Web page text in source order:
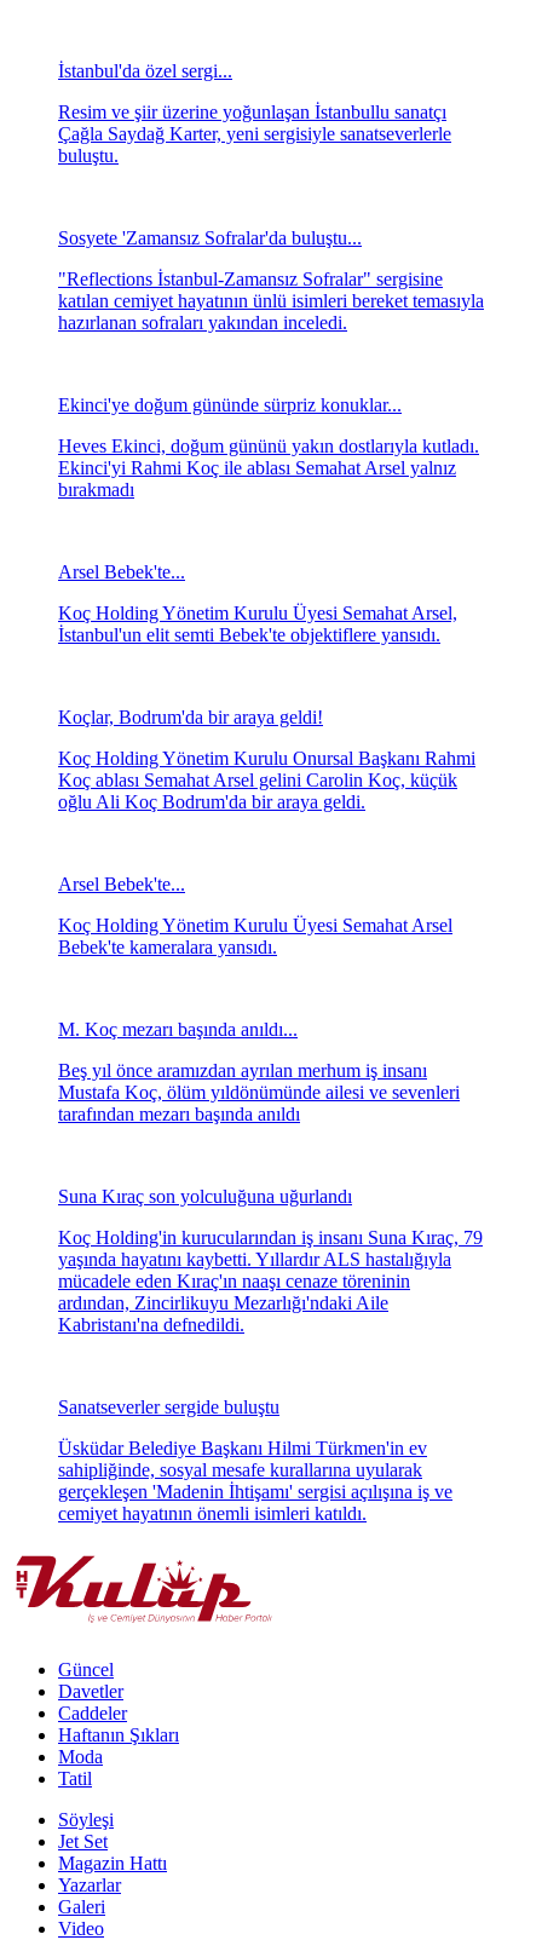
İstanbul'da özel sergi...
Resim ve şiir üzerine yoğunlaşan İstanbullu sanatçı
Çağla Saydağ Karter, yeni sergisiyle sanatseverlerle
buluştu.
Sosyete 'Zamansız Sofralar'da buluştu...
"Reflections İstanbul-Zamansız Sofralar" sergisine
katılan cemiyet hayatının ünlü isimleri bereket temasıyla
hazırlanan sofraları yakından inceledi.
Ekinci'ye doğum gününde sürpriz konuklar...
Heves Ekinci, doğum gününü yakın dostlarıyla kutladı.
Ekinci'yi Rahmi Koç ile ablası Semahat Arsel yalnız
bırakmadı
Arsel Bebek'te...
Koç Holding Yönetim Kurulu Üyesi Semahat Arsel,
İstanbul'un elit semti Bebek'te objektiflere yansıdı.
Koçlar, Bodrum'da bir araya geldi!
Koç Holding Yönetim Kurulu Onursal Başkanı Rahmi
Koç ablası Semahat Arsel gelini Carolin Koç, küçük
oğlu Ali Koç Bodrum'da bir araya geldi.
Arsel Bebek'te...
Koç Holding Yönetim Kurulu Üyesi Semahat Arsel
Bebek'te kameralara yansıdı.
M. Koç mezarı başında anıldı...
Beş yıl önce aramızdan ayrılan merhum iş insanı
Mustafa Koç, ölüm yıldönümünde ailesi ve sevenleri
tarafından mezarı başında anıldı
Suna Kıraç son yolculuğuna uğurlandı
Koç Holding'in kurucularından iş insanı Suna Kıraç, 79
yaşında hayatını kaybetti. Yıllardır ALS hastalığıyla
mücadele eden Kıraç'ın naaşı cenaze töreninin
ardından, Zincirlikuyu Mezarlığı'ndaki Aile
Kabristanı'na defnedildi.
Sanatseverler sergide buluştu
Üsküdar Belediye Başkanı Hilmi Türkmen'in ev
sahipliğinde, sosyal mesafe kurallarına uyularak
gerçekleşen 'Madenin İhtişamı' sergisi açılışına iş ve
cemiyet hayatının önemli isimleri katıldı.
Güncel
Davetler
Caddeler
Haftanın Şıkları
Moda
Tatil
Söyleşi
Jet Set
Magazin Hattı
Yazarlar
Galeri
Video